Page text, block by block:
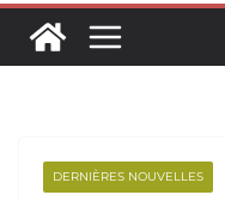
DERNIÈRES NOUVELLES